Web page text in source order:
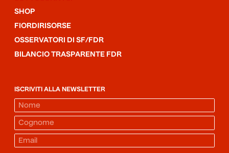
SHOP
FIORDIRISORSE
OSSERVATORI DI SF/FDR
BILANCIO TRASPARENTE FDR
ISCRIVITI ALLA NEWSLETTER